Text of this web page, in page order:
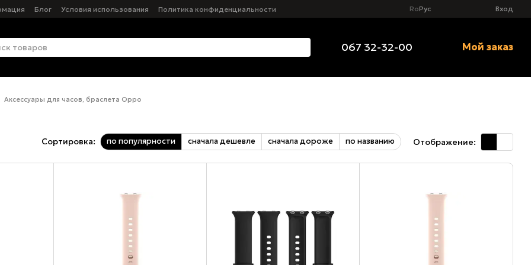
Блог Условия использования
Политика конфиденциальности
RoРус Вход
067 32-32-00 Мой заказ
Аксессуары для часов, браслета Oppo
Сортировка: по популярности сначала дешевле сначала дороже по названию Отображение: